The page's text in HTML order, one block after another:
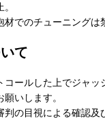
材でのチューニングは
て
コールした上でジャ
いします。
判の目視による確認